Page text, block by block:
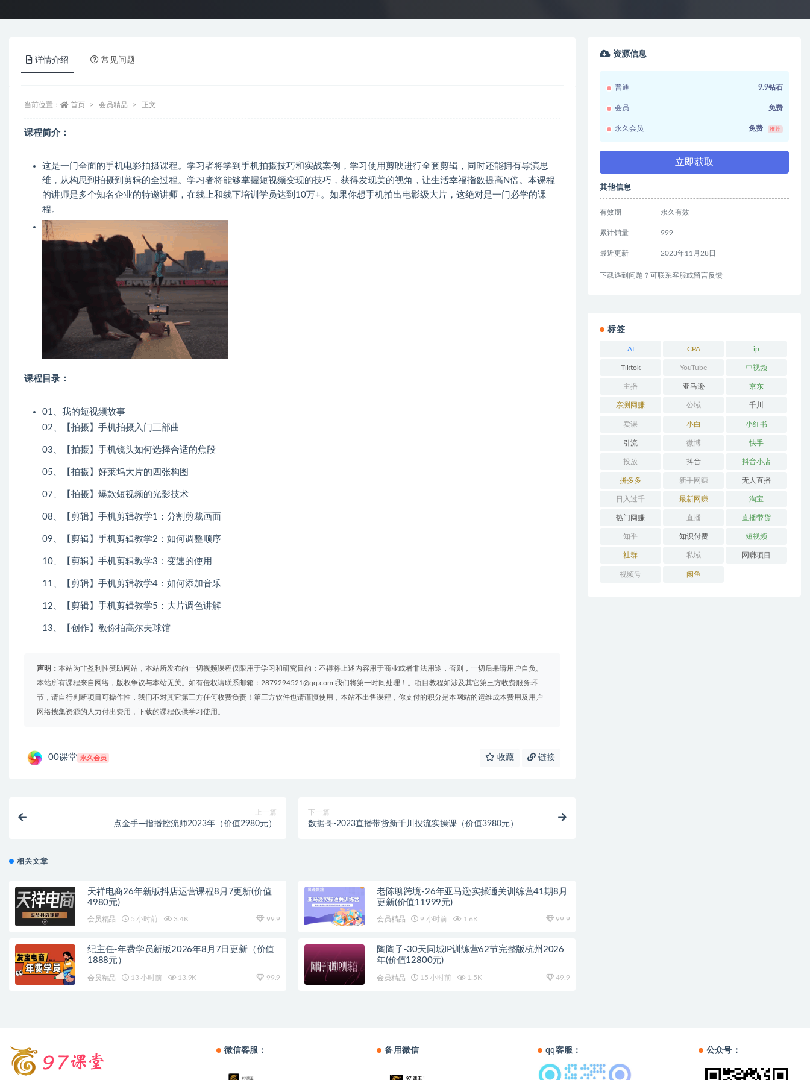
详情介绍 常见问题
当前位置： 首页 会员精品 正文
课程简介：
这是一门全面的手机电影拍摄课程。学习者将学到手机拍摄技巧和实战案例，学习使用剪映进行全套剪辑，同时还能拥有导演思
维，从构思到拍摄到剪辑的全过程。学习者将能够掌握短视频变现的技巧，获得发现美的视角，让生活幸福指数提高N倍。本课程
的讲师是多个知名企业的特邀讲师，在线上和线下培训学员达到10万+。如果你想手机拍出电影级大片，这绝对是一门必学的课
程。
课程目录：
01、我的短视频故事
02、【拍摄】手机拍摄入门三部曲
03、【拍摄】手机镜头如何选择合适的焦段
05、【拍摄】好莱坞大片的四张构图
07、【拍摄】爆款短视频的光影技术
08、【剪辑】手机剪辑教学1：分割剪裁画面
09、【剪辑】手机剪辑教学2：如何调整顺序
10、【剪辑】手机剪辑教学3：变速的使用
11、【剪辑】手机剪辑教学4：如何添加音乐
12、【剪辑】手机剪辑教学5：大片调色讲解
13、【创作】教你拍高尔夫球馆
声明： 本站为非盈利性赞助网站，本站所发布的一切视频课程仅限用于学习和研究目的；不得将上述内容用于商业或者非法用途，否则，一切后果请用户自负。
本站所有课程来自网络，版权争议与本站无关。如有侵权请联系邮箱：2879294521@qq.com 我们将第一时间处理！。项目教程如涉及其它第三方收费服务环
节，请自行判断项目可操作性，我们不对其它第三方任何收费负责！第三方软件也请谨慎使用，本站不出售课程，你支付的积分是本网站的运维成本费用及用户
网络搜集资源的人力付出费用，下载的课程仅供学习使用。
00课堂 永久会员 收藏 链接
上一篇
点金手—指播控流师2023年（价值2980元）
下一篇
数据哥-2023直播带货新千川投流实操课（价值3980元）
相关文章
天祥电商26年新版抖店运营课程8月7更新(价值
4980元)
会员精品 5 小时前 3.4K 99.9
老陈聊跨境-26年亚马逊实操通关训练营41期8月
更新(价值11999元)
会员精品 9 小时前 1.6K 99.9
纪主任-年费学员新版2026年8月7日更新（价值
1888元）
会员精品 13 小时前 13.9K 99.9
陶陶子-30天同城IP训练营62节完整版杭州2026
年(价值12800元)
会员精品 15 小时前 1.5K 49.9
资源信息
普通 9.9钻石
会员 免费
永久会员 免费 推荐
立即获取
其他信息
有效期 永久有效
累计销量 999
最近更新 2023年11月28日
下载遇到问题？可联系客服或留言反馈
标签
AI CPA ip
Tiktok YouTube 中视频
主播 亚马逊 京东
亲测网赚 公域 千川
卖课 小白 小红书
引流 微博 快手
投放 抖音 抖音小店
拼多多 新手网赚 无人直播
日入过千 最新网赚 淘宝
热门网赚 直播 直播带货
知乎 知识付费 短视频
社群 私域 网赚项目
视频号 闲鱼
微信客服： 备用微信 qq客服： 公众号：